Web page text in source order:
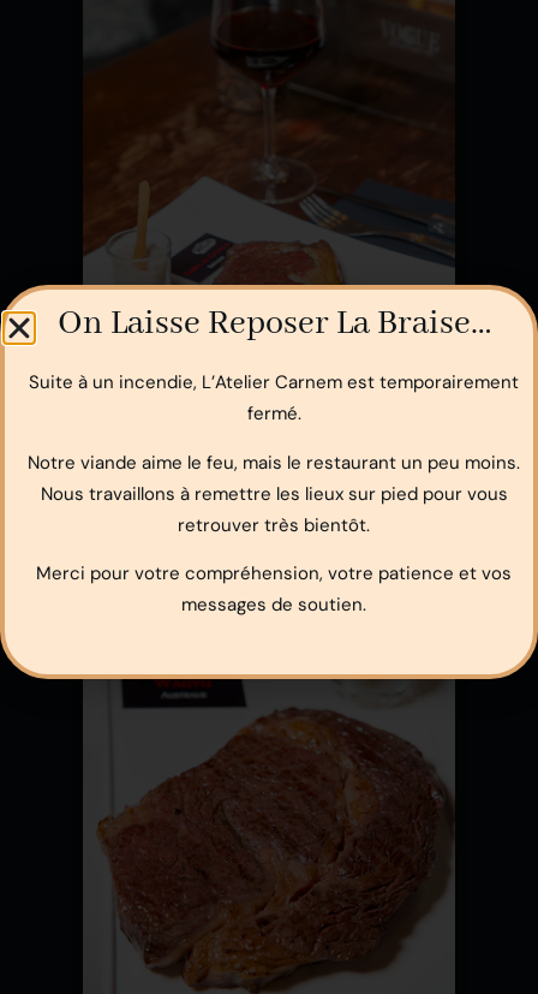
On Laisse Reposer La Braise…
Suite à un incendie, L’Atelier Carnem est temporairement
fermé.
Notre viande aime le feu, mais le restaurant un peu moins.
Nous travaillons à remettre les lieux sur pied pour vous
retrouver très bientôt.
Merci pour votre compréhension, votre patience et vos
messages de soutien.